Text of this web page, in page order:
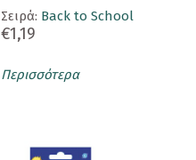
Σειρά: Back to School
€1,19
Περισσότερα